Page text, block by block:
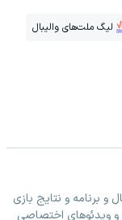
لیگ ملت‌های والیبال
برنامه و نتایج بازی
و ویدئوهای اختصاصی